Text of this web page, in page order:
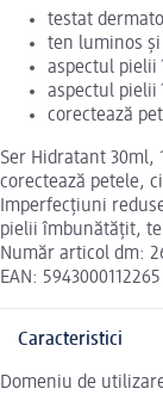
testat
ten luminos și
aspectul
aspectul
corectează
Ser Hidratant 30ml,
corectează petele,
Imperfecțiuni
pielii îmbunătățit,
Număr articol dm:
EAN: 5943000112265
Caracteristici
Domeniu de